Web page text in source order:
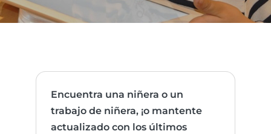
Encuentra una niñera o un
trabajo de niñera, ¡o mantente
actualizado con los últimos